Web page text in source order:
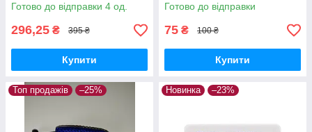
Готово до відправки 4 од.
296,25 ₴ 395 ₴
Купити
Готово до відправки
75 ₴ 100 ₴
Купити
Топ продажів –25% Новинка –23%